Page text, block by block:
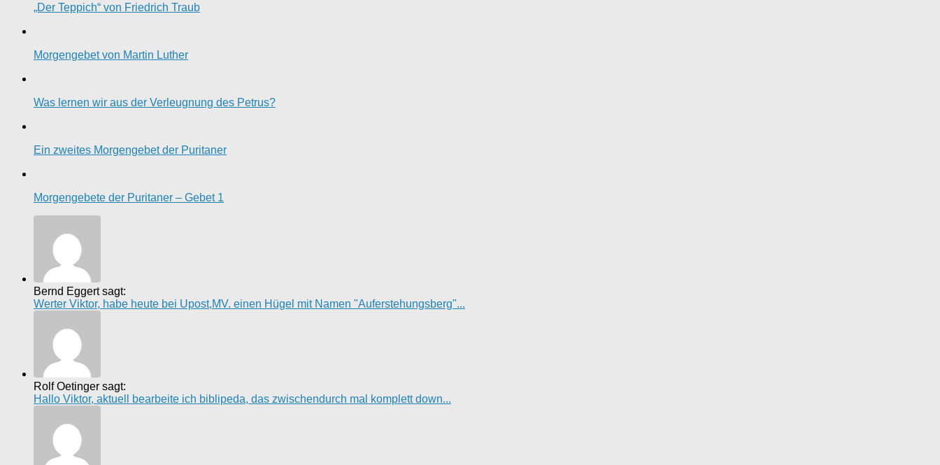
„Der Teppich“ von Friedrich Traub
Morgengebet von Martin Luther
Was lernen wir aus der Verleugnung des Petrus?
Ein zweites Morgengebet der Puritaner
Morgengebete der Puritaner – Gebet 1
Bernd Eggert sagt:
Werter Viktor, habe heute bei Upost,MV. einen Hügel mit Namen "Auferstehungsberg"...
Rolf Oetinger sagt:
Hallo Viktor, aktuell bearbeite ich biblipeda, das zwischendurch mal komplett down...